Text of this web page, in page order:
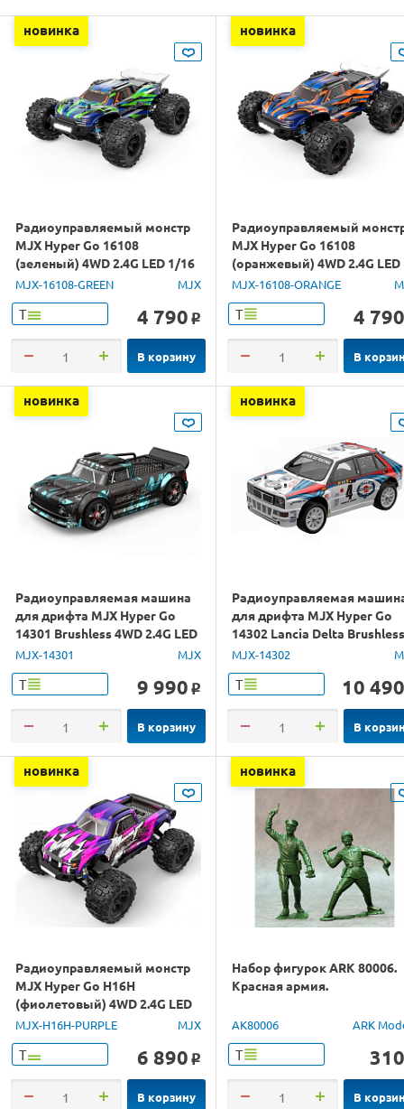
новинка
Радиоуправляемый монстр
MJX Hyper Go 16108
(зеленый) 4WD 2.4G LED 1/16
RTR
MJX-16108-GREEN MJX
Т 4 790 o
В корзину
новинка
Радиоуправляемый
MJX Hyper Go 16108
(оранжевый) 4WD 2.4G LED
1/16 RTR
MJX-16108-ORANGE
Т 4 790
В
новинка
Радиоуправляемая машина
для дрифта MJX Hyper Go
14301 Brushless 4WD 2.4G LED
1/14 RTR
MJX-14301 MJX
Т 9 990 o
В корзину
новинка
Радиоуправляемая
для дрифта MJX Hyper Go
14302 Lancia Delta Brushless
4WD 2.4G LED 1/14 RTR
MJX-14302
Т 10 490
В
новинка
Радиоуправляемый монстр
MJX Hyper Go H16H
(фиолетовый) 4WD 2.4G LED
GPS 1/16 RTR
MJX-H16H-PURPLE MJX
Т 6 890 o
В корзину
новинка
Набор фигурок ARK 80006.
Красная армия.
AK80006 ARK
Т 310
В